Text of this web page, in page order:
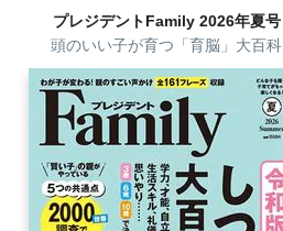
プレジデントFamily 2026年夏号
頭のいい子が育つ「育脳」大百科